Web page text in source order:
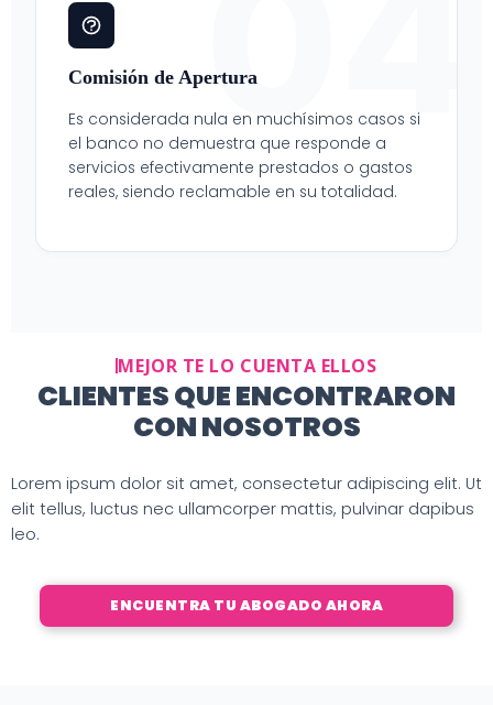
Comisión de Apertura
Es considerada nula en muchísimos casos si
el banco no demuestra que responde a
servicios efectivamente prestados o gastos
reales, siendo reclamable en su totalidad.
MEJOR TE LO CUENTA ELLOS
CLIENTES QUE ENCONTRARON
CON NOSOTROS
Lorem ipsum dolor sit amet, consectetur adipiscing elit. Ut
elit tellus, luctus nec ullamcorper mattis, pulvinar dapibus
leo.
ENCUENTRA TU ABOGADO AHORA